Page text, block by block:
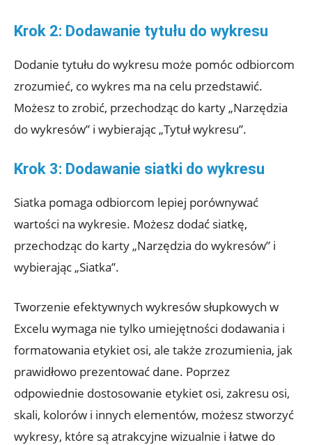
Krok 2: Dodawanie tytułu do wykresu
Dodanie tytułu do wykresu może pomóc odbiorcom
zrozumieć, co wykres ma na celu przedstawić.
Możesz to zrobić, przechodząc do karty „Narzędzia
do wykresów” i wybierając „Tytuł wykresu”.
Krok 3: Dodawanie siatki do wykresu
Siatka pomaga odbiorcom lepiej porównywać
wartości na wykresie. Możesz dodać siatkę,
przechodząc do karty „Narzędzia do wykresów” i
wybierając „Siatka”.
Tworzenie efektywnych wykresów słupkowych w
Excelu wymaga nie tylko umiejętności dodawania i
formatowania etykiet osi, ale także zrozumienia, jak
prawidłowo prezentować dane. Poprzez
odpowiednie dostosowanie etykiet osi, zakresu osi,
skali, kolorów i innych elementów, możesz stworzyć
wykresy, które są atrakcyjne wizualnie i łatwe do